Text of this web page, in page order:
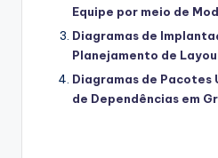
Equipe por meio de
Diagramas de
Planejamento de
Diagramas de Pacotes
de Dependências em